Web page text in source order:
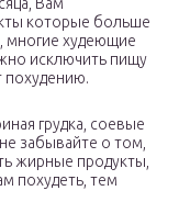
которые больше
многие худеющие
исключить пищу
похудению.
грудка, соевые
забывайте о том,
жирные продукты,
похудеть, тем